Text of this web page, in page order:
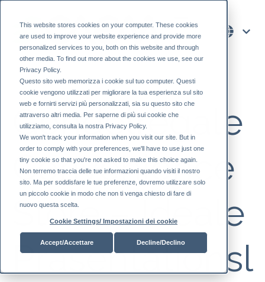
This website stores cookies on your computer. These cookies
are used to improve your website experience and provide more
personalized services to you, both on this website and through
other media. To find out more about the cookies we use, see our
Privacy Policy.
Questo sito web memorizza i cookie sul tuo computer. Questi
cookie vengono utilizzati per migliorare la tua esperienza sul sito
web e fornirti servizi più personalizzati, sia su questo sito che
attraverso altri media. Per saperne di più sui cookie che
utilizziamo, consulta la nostra Privacy Policy.
We won't track your information when you visit our site. But in
order to comply with your preferences, we'll have to use just one
tiny cookie so that you're not asked to make this choice again.
Non terremo traccia delle tue informazioni quando visiti il ​​nostro
sito. Ma per soddisfare le tue preferenze, dovremo utilizzare solo
un piccolo cookie in modo che non ti venga chiesto di fare di
nuovo questa scelta.
Cookie Settings/ Impostazioni dei cookie
Accept/Accettare Decline/Declino
Gondelregale
Convenience
Store – Ideale
Präsentationsl